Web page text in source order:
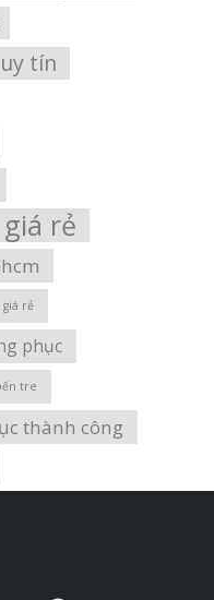
tín
rẻ
rẻ
phục
tre
thành công